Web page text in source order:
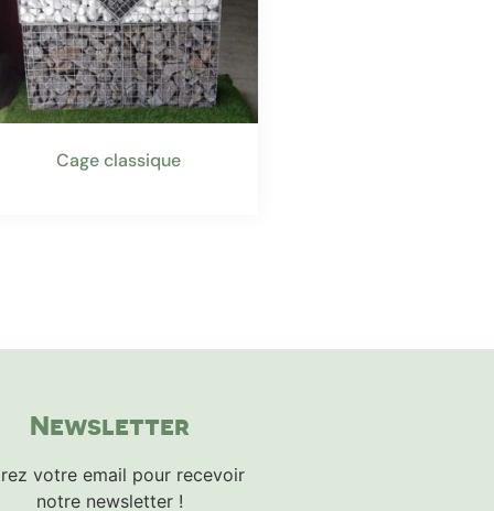
Cage classique
Newsletter
votre email pour recevoir
notre newsletter !